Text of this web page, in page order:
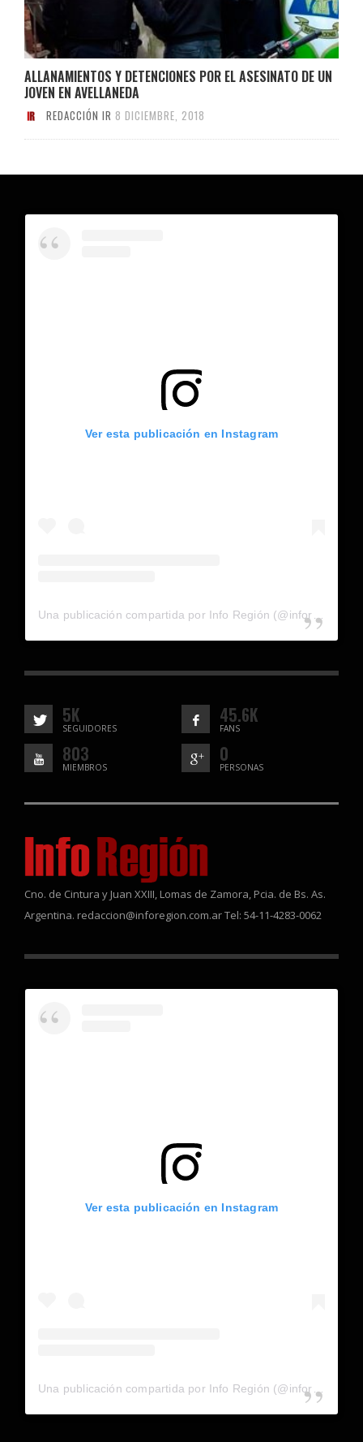
ALLANAMIENTOS Y DETENCIONES POR EL ASESINATO DE UN
JOVEN EN AVELLANEDA
REDACCIÓN IR 8 DICIEMBRE, 2018
Ver esta publicación en Instagram
5K
SEGUIDORES
45.6K
FANS
803
MIEMBROS
0
PERSONAS
Cno. de Cintura y Juan XXIII, Lomas de Zamora, Pcia. de Bs. As.
Argentina. redaccion@inforegion.com.ar Tel: 54-11-4283-0062
Ver esta publicación en Instagram
Una publicación compartida por Info Región (@inforegion_redes)